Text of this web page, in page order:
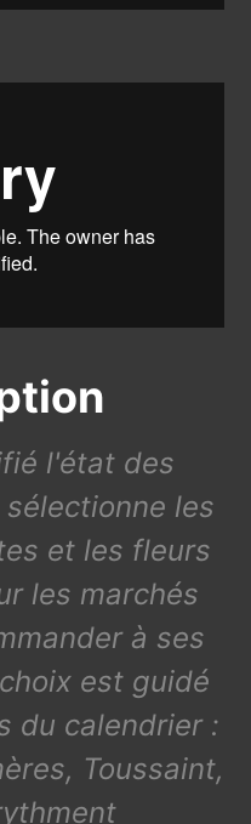
l'état des
les
et les fleurs
les marchés
à ses
est guidé
du calendrier :
Toussaint,